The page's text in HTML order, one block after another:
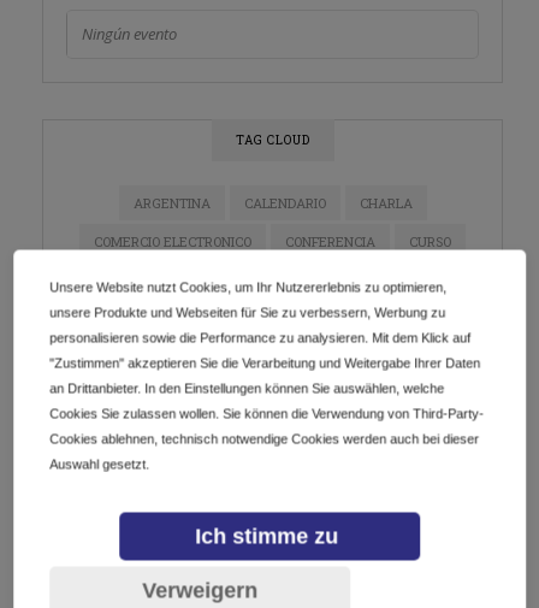
Ningún evento
TAG CLOUD
ARGENTINA CALENDARIO CHARLA
COMERCIO ELECTRONICO CONFERENCIA CURSO
DIGITALIZACIÓN DOMINIOS E-COMMERCE
ECOMMERCE EMPRENDEDORES EMPRENDIMIENTO
ESTRATEGIA DE MARKETING EVENTO
EVENTO EN LÍNEA EVENTOS GETDOTLTDA
GETDOTSRL ICANN INDUSTRIA DE DOMINIOS
INNOVACIÓN
MARKETING MARKETING DE CONTENIDO
MARKETING DIGITAL MÉXICO
NETWORKING PYMES
Unsere Website nutzt Cookies, um Ihr Nutzererlebnis zu optimieren,
unsere Produkte und Webseiten für Sie zu verbessern, Werbung zu
personalisieren sowie die Performance zu analysieren. Mit dem Klick auf
"Zustimmen" akzeptieren Sie die Verarbeitung und Weitergabe Ihrer Daten
an Drittanbieter. In den Einstellungen können Sie auswählen, welche
Cookies Sie zulassen wollen. Sie können die Verwendung von Third-Party-
Cookies ablehnen, technisch notwendige Cookies werden auch bei dieser
Auswahl gesetzt.
Ich stimme zu
Verweigern